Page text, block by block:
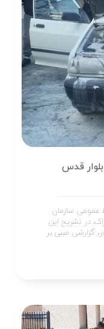
قدس
عمومی سازمان
در تشریح این
۰۹:۳۵ صبح امروز، گزارشی مبنی بر